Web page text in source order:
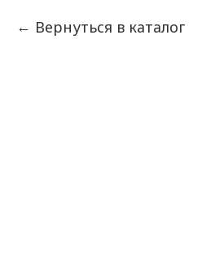
Вернуться в каталог